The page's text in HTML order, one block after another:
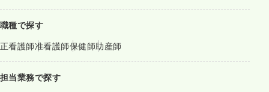
職種で探す
正看護師准看護師保健師助産師
担当業務で探す